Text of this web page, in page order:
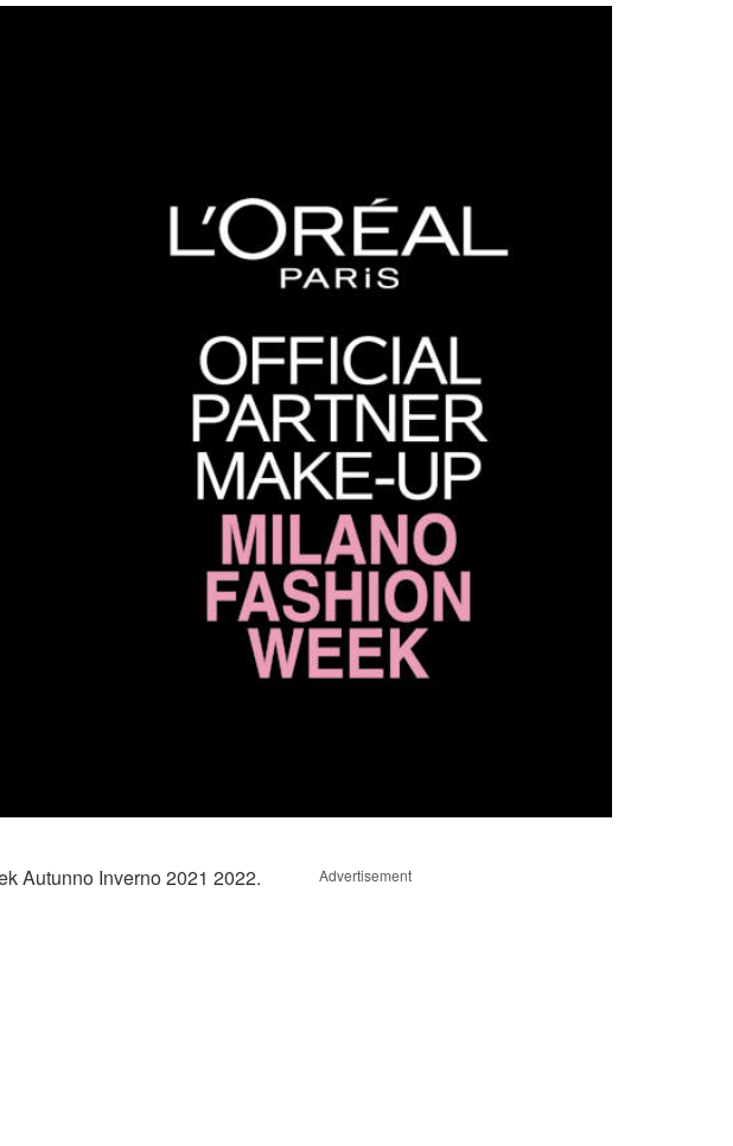
Autunno Inverno 2021 2022.
Advertisement